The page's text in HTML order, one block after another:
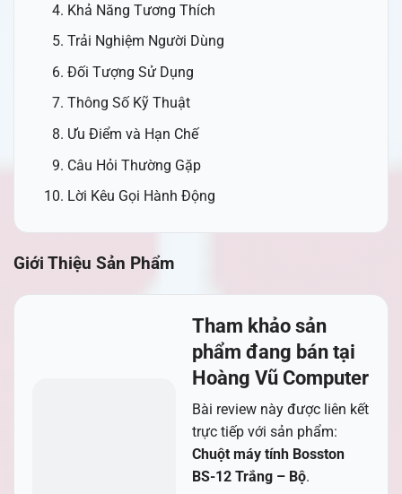
Khả Năng Tương Thích
Trải Nghiệm Người Dùng
Đối Tượng Sử Dụng
Thông Số Kỹ Thuật
Ưu Điểm và Hạn Chế
Câu Hỏi Thường Gặp
Lời Kêu Gọi Hành Động
Giới Thiệu Sản Phẩm
Tham khảo sản
phẩm đang bán tại
Hoàng Vũ Computer
Bài review này được liên kết
trực tiếp với sản phẩm:
Chuột máy tính Bosston
BS-12 Trắng – Bộ.